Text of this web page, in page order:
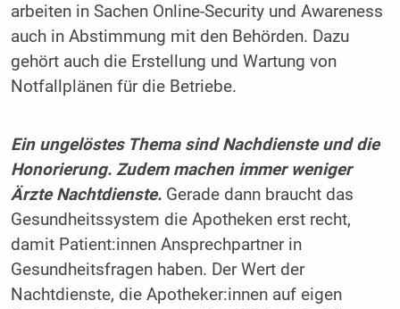
arbeiten in Sachen Online-Security und Awareness
auch in Abstimmung mit den Behörden. Dazu
gehört auch die Erstellung und Wartung von
Notfallplänen für die Betriebe.
Ein ungelöstes Thema sind Nachdienste und die
Honorierung. Zudem machen immer weniger
Ärzte Nachtdienste. Gerade dann braucht das
Gesundheitssystem die Apotheken erst recht,
damit Patient:innen Ansprechpartner in
Gesundheitsfragen haben. Der Wert der
Nachtdienste, die Apotheker:innen auf eigen